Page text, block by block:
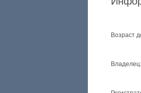
Возраст
Владелец: